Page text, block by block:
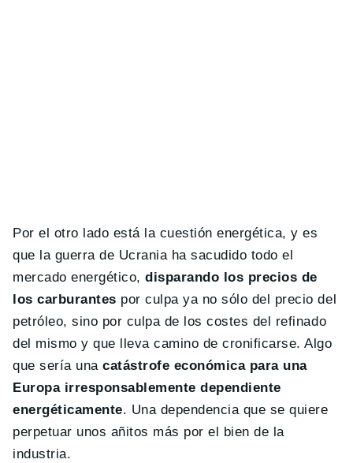
Por el otro lado está la cuestión energética, y es
que la guerra de Ucrania ha sacudido todo el
mercado energético,disparando los precios de
los carburantes por culpa ya no sólo del precio del
petróleo, sino por culpa de los costes del refinado
del mismo y que lleva camino de cronificarse. Algo
que sería unacatástrofe económica para una
Europa irresponsablemente dependiente
energéticamente. Una dependencia que se quiere
perpetuar unos añitos más por el bien de la
industria.